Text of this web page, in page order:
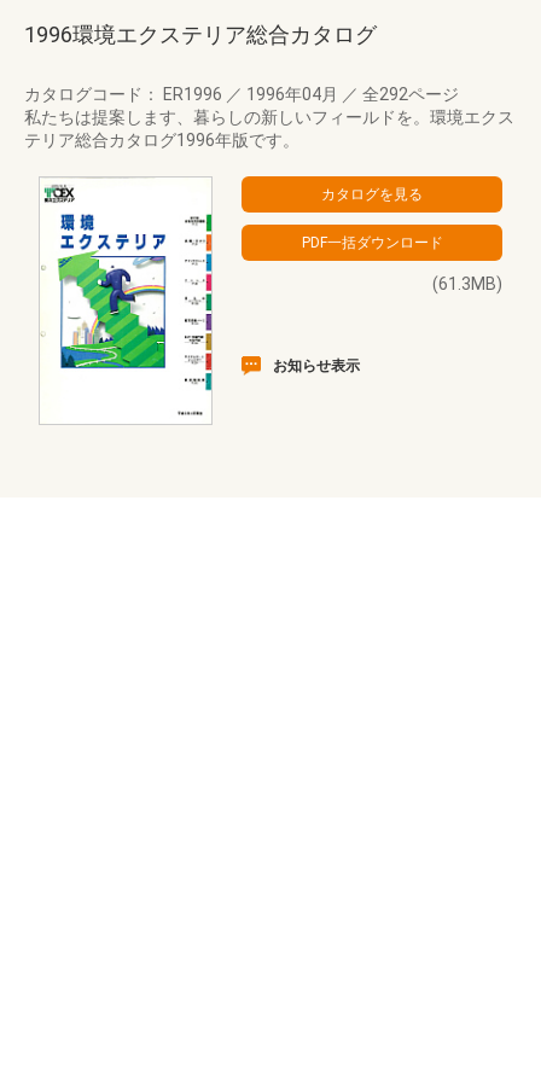
1996環境エクステリア総合カタログ
カタログコード： ER1996 ／ 1996年04月 ／ 全292ページ
私たちは提案します、暮らしの新しいフィールドを。環境エクス
テリア総合カタログ1996年版です。
(61.3MB)
お知らせ表示